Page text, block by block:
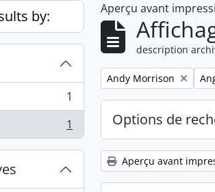
by:
1
1
Aperçu avant
description
Remove filter:
Andy Morrison
Options de
Aperçu avant